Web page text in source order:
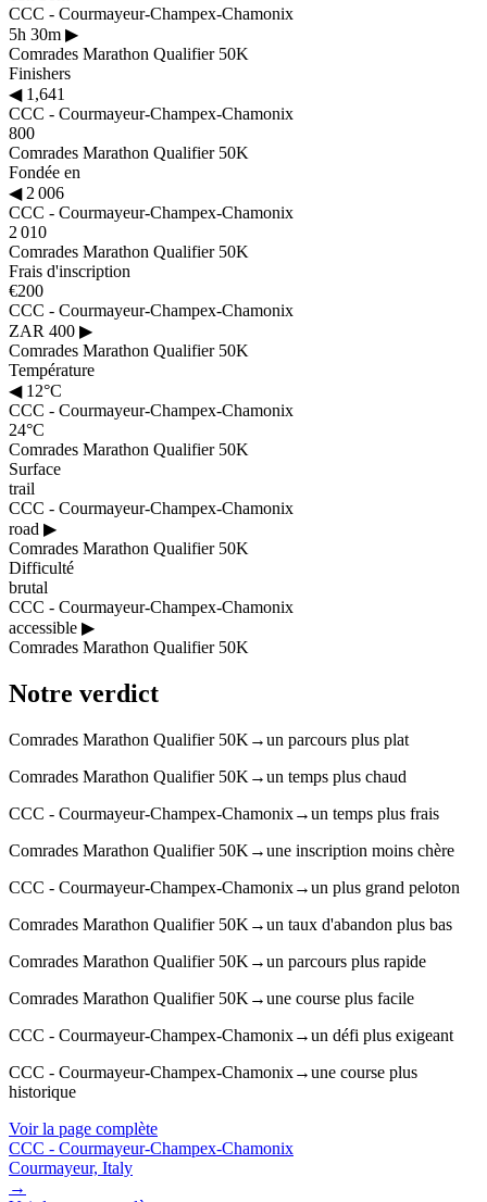
CCC - Courmayeur-Champex-Chamonix
5h 30m ▶
Comrades Marathon Qualifier 50K
Finishers
◀1,641
CCC - Courmayeur-Champex-Chamonix
800
Comrades Marathon Qualifier 50K
Fondée en
◀2 006
CCC - Courmayeur-Champex-Chamonix
2 010
Comrades Marathon Qualifier 50K
Frais d'inscription
€200
CCC - Courmayeur-Champex-Chamonix
ZAR 400 ▶
Comrades Marathon Qualifier 50K
Température
◀12°C
CCC - Courmayeur-Champex-Chamonix
24°C
Comrades Marathon Qualifier 50K
Surface
trail
CCC - Courmayeur-Champex-Chamonix
road ▶
Comrades Marathon Qualifier 50K
Difficulté
brutal
CCC - Courmayeur-Champex-Chamonix
accessible ▶
Comrades Marathon Qualifier 50K
Notre verdict
Comrades Marathon Qualifier 50K →un parcours plus plat
Comrades Marathon Qualifier 50K →un temps plus chaud
CCC - Courmayeur-Champex-Chamonix→un temps plus frais
Comrades Marathon Qualifier 50K →une inscription moins chère
CCC - Courmayeur-Champex-Chamonix→un plus grand peloton
Comrades Marathon Qualifier 50K →un taux d'abandon plus bas
Comrades Marathon Qualifier 50K →un parcours plus rapide
Comrades Marathon Qualifier 50K →une course plus facile
CCC - Courmayeur-Champex-Chamonix→un défi plus exigeant
CCC - Courmayeur-Champex-Chamonix→une course plus
historique
Voir la page complète
CCC - Courmayeur-Champex-Chamonix
Courmayeur, Italy
→